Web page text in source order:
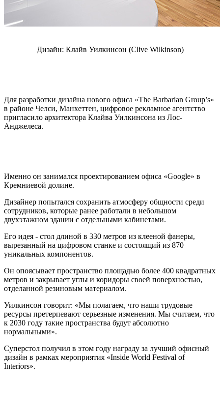
Дизайн: Клайв Уилкинсон (Clive Wilkinson)
Для разработки дизайна нового офиса «The Barbarian Group’s»
в районе Челси, Манхеттен, цифровое рекламное агентство
пригласило архитектора Клайва Уилкинсона из Лос-
Анджелеса.
Именно он занимался проектированием офиса «Google» в
Кремниевой долине.
Дизайнер попытался сохранить атмосферу общности среди
сотрудников, которые ранее работали в небольшом
двухэтажном здании с отдельными кабинетами.
Его идея - стол длиной в 330 метров из клееной фанеры,
вырезанный на цифровом станке и состоящий из 870
уникальных компонентов.
Он опоясывает пространство площадью более 400 квадратных
метров и закрывает углы и коридоры своей поверхностью,
отделанной резиновым материалом.
Уилкинсон говорит: «Мы полагаем, что наши трудовые
ресурсы претерпевают серьезные изменения. Мы считаем, что
к 2030 году такие пространства будут абсолютно
нормальными».
Суперстол получил в этом году награду за лучший офисный
дизайн в рамках мероприятия «Inside World Festival of
Interiors».